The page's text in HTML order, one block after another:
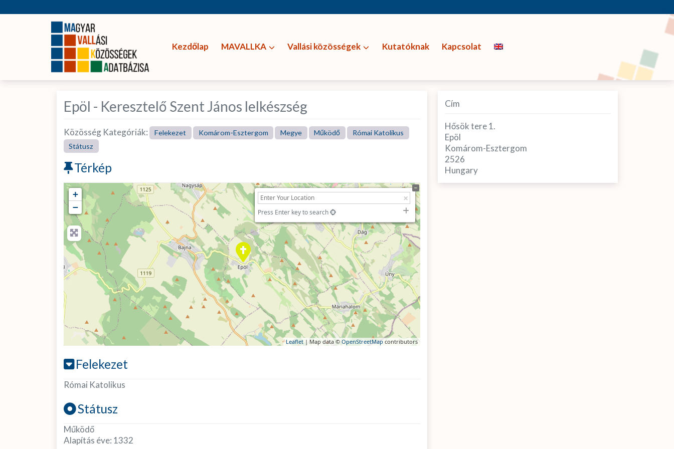
Kezdőlap MAVALLKA Vallási közösségek Kutatóknak Kapcsolat
Epöl - Keresztelő Szent János lelkészség
Közösség Kategóriák: Felekezet Komárom-Esztergom Megye Működő
Római Katolikus
Státusz
Térkép
+
−
Press Enter key to search
Leaflet| Map data © OpenStreetMapcontributors
Felekezet
Római Katolikus
Státusz
Működő
Alapítás éve: 1332
Cím
Hősök tere 1.
Epöl
Komárom-Esztergom
2526
Hungary